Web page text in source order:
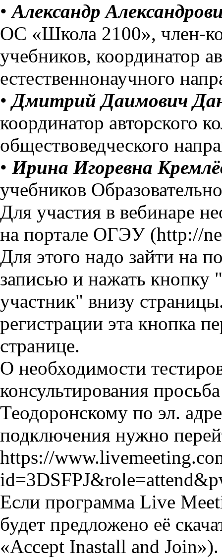
•Александр
ОС «Школа 2100», член-
учебников, координатор
естественнонаучного
•Дмитрий Даимович
координатор авторского
обществоведческого
• Ирина Игоревна
учебников
Для участия в вебинаре
на портале ОГЭУ (http://
Для этого надо зайти на
записью и нажать кнопку
участник" внизу
регистрации эта кнопка
странице.
О необходимости
консультирования
Теодоронскому по эл.
подключения нужно
https://
Если программа Live
будет предложено её
«Accept Inastall and Join»).